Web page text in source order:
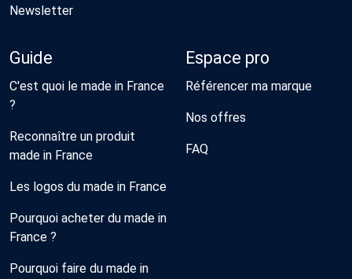
Newsletter
Guide
C'est quoi le made in France
?
Reconnaître un produit
made in France
Les logos du made in France
Pourquoi acheter du made in
France ?
Pourquoi faire du made in
Espace pro
Référencer ma marque
Nos offres
FAQ